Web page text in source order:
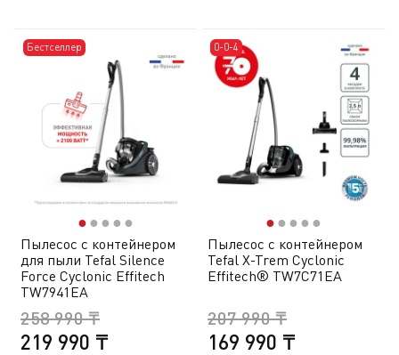
Бестселлер
●● ● ● ●
Пылесос с контейнером
для пыли Tefal Silence
Force Cyclonic Effitech
TW7941EA
219 990 ₸
258 990 ₸
0-0-4
●● ● ● ●
Пылесос с контейнером
Tefal X-Trem Cyclonic
Effitech® TW7C71EA
169 990 ₸
207 990 ₸